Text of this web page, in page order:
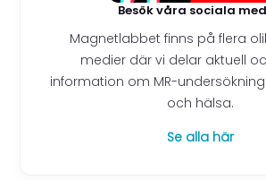
Besök våra sociala
Magnetlabbet finns på flera
medier där vi delar aktuell
information om MR-
och hälsa.
Se alla här